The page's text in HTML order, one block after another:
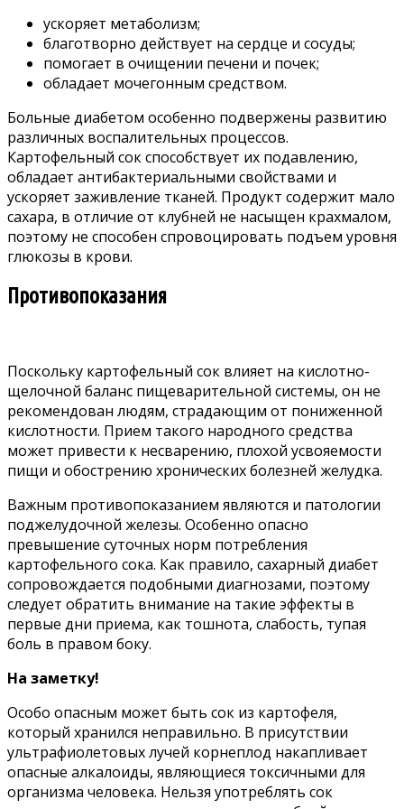
ускоряет метаболизм;
благотворно действует на сердце и сосуды;
помогает в очищении печени и почек;
обладает мочегонным средством.
Больные диабетом особенно подвержены развитию
различных воспалительных процессов.
Картофельный сок способствует их подавлению,
обладает антибактериальными свойствами и
ускоряет заживление тканей. Продукт содержит мало
сахара, в отличие от клубней не насыщен крахмалом,
поэтому не способен спровоцировать подъем уровня
глюкозы в крови.
Противопоказания
Поскольку картофельный сок влияет на кислотно-
щелочной баланс пищеварительной системы, он не
рекомендован людям, страдающим от пониженной
кислотности. Прием такого народного средства
может привести к несварению, плохой усвояемости
пищи и обострению хронических болезней желудка.
Важным противопоказанием являются и патологии
поджелудочной железы. Особенно опасно
превышение суточных норм потребления
картофельного сока. Как правило, сахарный диабет
сопровождается подобными диагнозами, поэтому
следует обратить внимание на такие эффекты в
первые дни приема, как тошнота, слабость, тупая
боль в правом боку.
На заметку!
Особо опасным может быть сок из картофеля,
который хранился неправильно. В присутствии
ультрафиолетовых лучей корнеплод накапливает
опасные алкалоиды, являющиеся токсичными для
организма человека. Нельзя употреблять сок